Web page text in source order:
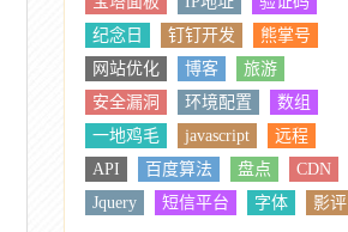
纪念日
钉钉开发
熊掌号
网站优化
博客
旅游
安全漏洞
环境配置
数组
一地鸡毛
javascript
远程
API
百度算法 盘点
CDN
Jquery
短信平台 字体
影评